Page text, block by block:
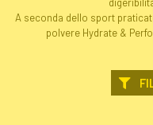
A seconda dello sport
polvere Hydrate &